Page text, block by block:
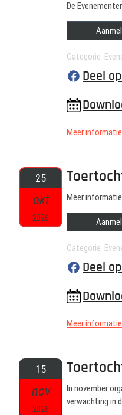
De
Categorie
Deel
Meer
25
okt
2026
Meer
Categorie
Deel
Meer
15
nov
2026
In november
verwachting in